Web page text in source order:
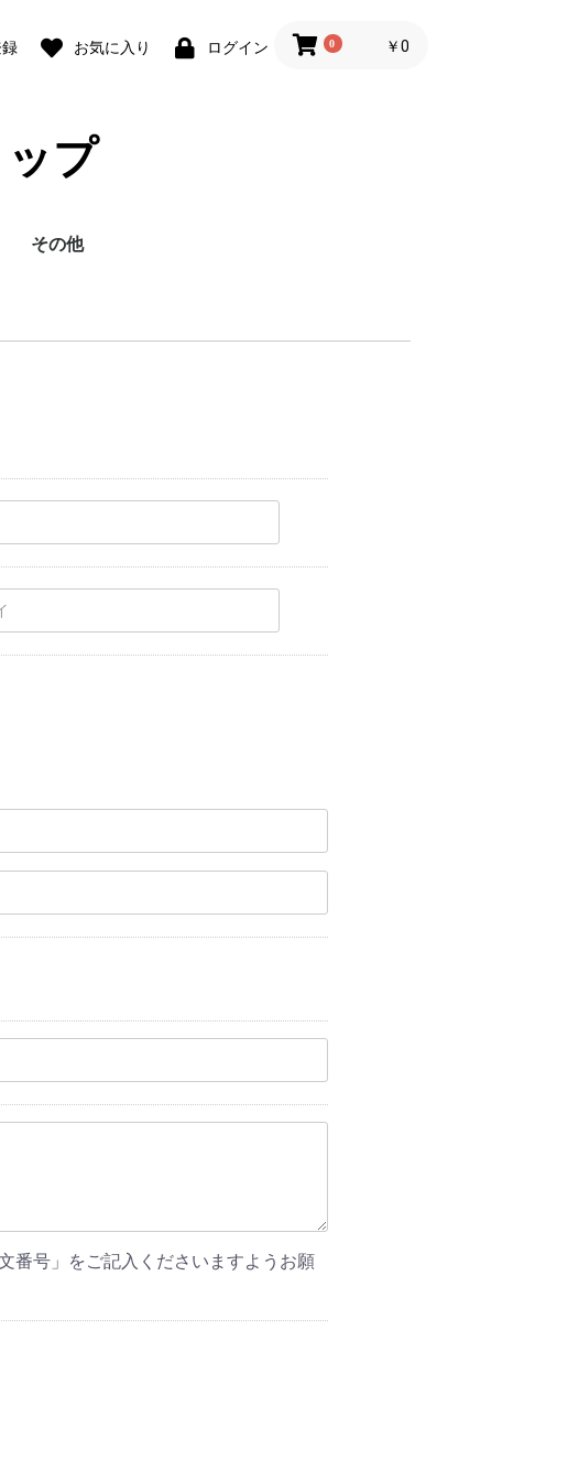
お気に入り ログイン 0 ￥0
プ
その他
番号」をご記入くださいますようお願